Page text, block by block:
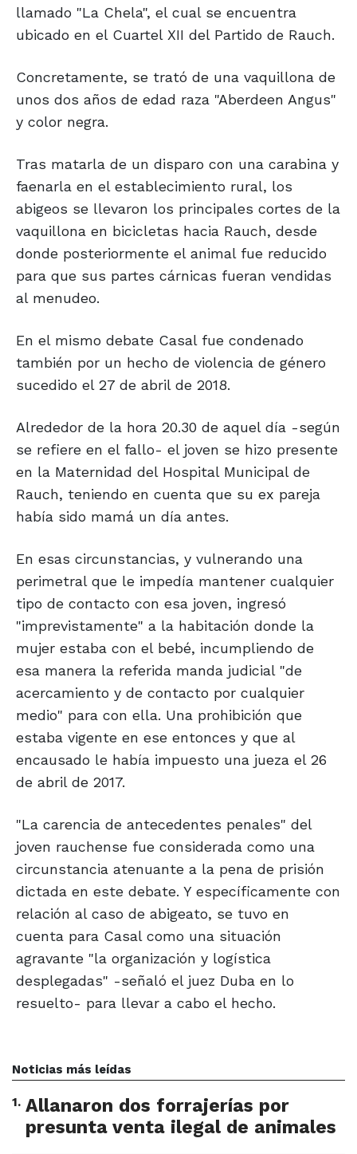
llamado "La Chela", el cual se encuentra
ubicado en el Cuartel XII del Partido de Rauch.
Concretamente, se trató de una vaquillona de
unos dos años de edad raza "Aberdeen Angus"
y color negra.
Tras matarla de un disparo con una carabina y
faenarla en el establecimiento rural, los
abigeos se llevaron los principales cortes de la
vaquillona en bicicletas hacia Rauch, desde
donde posteriormente el animal fue reducido
para que sus partes cárnicas fueran vendidas
al menudeo.
En el mismo debate Casal fue condenado
también por un hecho de violencia de género
sucedido el 27 de abril de 2018.
Alrededor de la hora 20.30 de aquel día -según
se refiere en el fallo- el joven se hizo presente
en la Maternidad del Hospital Municipal de
Rauch, teniendo en cuenta que su ex pareja
había sido mamá un día antes.
En esas circunstancias, y vulnerando una
perimetral que le impedía mantener cualquier
tipo de contacto con esa joven, ingresó
"imprevistamente" a la habitación donde la
mujer estaba con el bebé, incumpliendo de
esa manera la referida manda judicial "de
acercamiento y de contacto por cualquier
medio" para con ella. Una prohibición que
estaba vigente en ese entonces y que al
encausado le había impuesto una jueza el 26
de abril de 2017.
"La carencia de antecedentes penales" del
joven rauchense fue considerada como una
circunstancia atenuante a la pena de prisión
dictada en este debate. Y específicamente con
relación al caso de abigeato, se tuvo en
cuenta para Casal como una situación
agravante "la organización y logística
desplegadas" -señaló el juez Duba en lo
resuelto- para llevar a cabo el hecho.
Noticias más leídas
1. Allanaron dos forrajerías por
presunta venta ilegal de animales